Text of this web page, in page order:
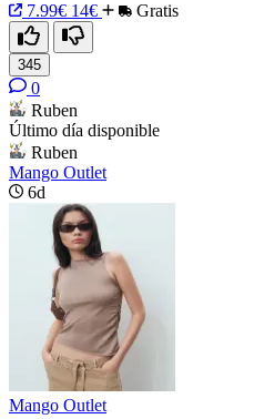
7.99€ 14€ Gratis
345
0
Ruben
Último día disponible
Ruben
Mango Outlet
6d
Mango Outlet